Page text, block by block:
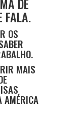
FALA.
OS
MAIS
AMÉRICA